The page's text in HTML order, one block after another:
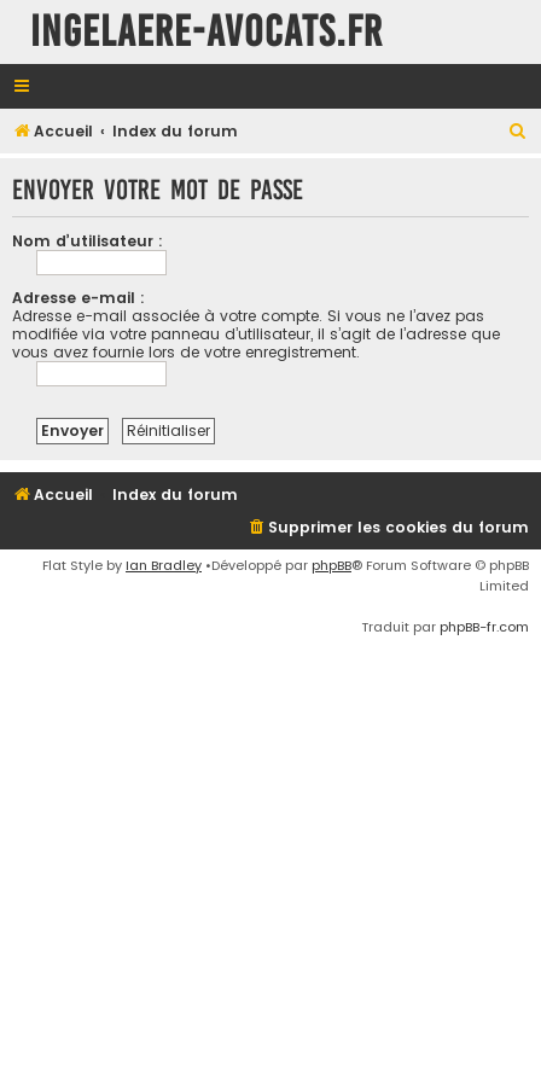
INGELAERE-AVOCATS.FR
Accueil Index du forum
h
Envoyer votre mot de passe
Nom d’utilisateur :
Adresse e-mail :
Adresse e-mail associée à votre compte. Si vous ne l’avez pas
modifiée via votre panneau d’utilisateur, il s’agit de l’adresse que
vous avez fournie lors de votre enregistrement.
Accueil
Index du forum
Supprimer les cookies du forum
Flat Style by Ian Bradley •Développé par phpBB® Forum Software © phpBB
Limited
Traduit par phpBB-fr.com